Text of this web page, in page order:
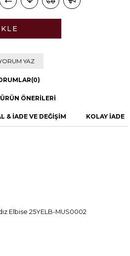
YAZ
(0)
ÜRÜN ÖNERILERI
& İADE VE DEĞİŞİM KOLAY İADE
Elbise 25YELB-MUS0002